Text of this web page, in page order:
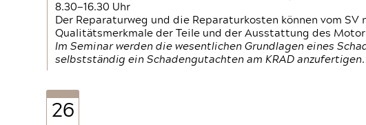
8.30—16.30 Uhr
Der Reparaturweg und die Reparaturkosten können vom
Qualitätsmerkmale der Teile und der Ausstattung des
Im Seminar werden die wesentlichen Grundlagen eines
selbstständig ein Schadengutachten am KRAD anzufertigen.
26